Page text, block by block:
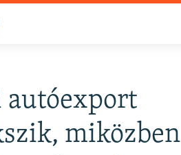
autóexport
miközben